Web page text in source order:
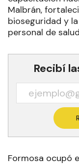
Malbrán,
bioseguridad y
personal de
Recibí
Formosa ocupó